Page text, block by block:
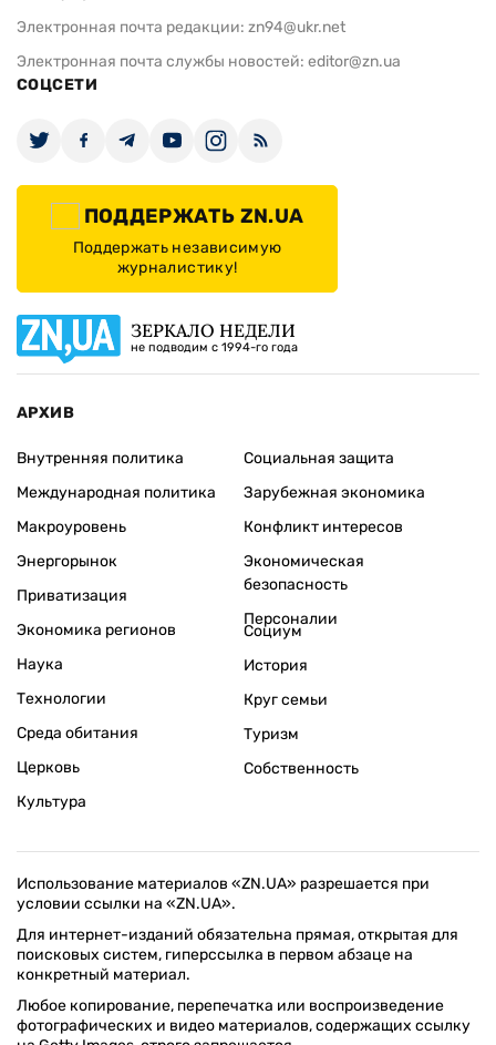
Электронная почта редакции: zn94@ukr.net
Электронная почта службы новостей: editor@zn.ua
СОЦСЕТИ
ПОДДЕРЖАТЬ ZN.UA
Поддержать независимую
журналистику!
ЗЕРКАЛО НЕДЕЛИ
не подводим с 1994-го года
АРХИВ
Внутренняя политика
Международная политика
Макроуровень
Энергорынок
Приватизация
Экономика регионов
Социальная защита
Зарубежная экономика
Конфликт интересов
Экономическая
безопасность
Персоналии
Наука
Технологии
Среда обитания
Церковь
Культура
Социум
История
Круг семьи
Туризм
Собственность
Использование материалов «ZN.UA» разрешается при
условии ссылки на «ZN.UA».
Для интернет-изданий обязательна прямая, открытая для
поисковых систем, гиперссылка в первом абзаце на
конкретный материал.
Любое копирование, перепечатка или воспроизведение
фотографических и видео материалов, содержащих ссылку